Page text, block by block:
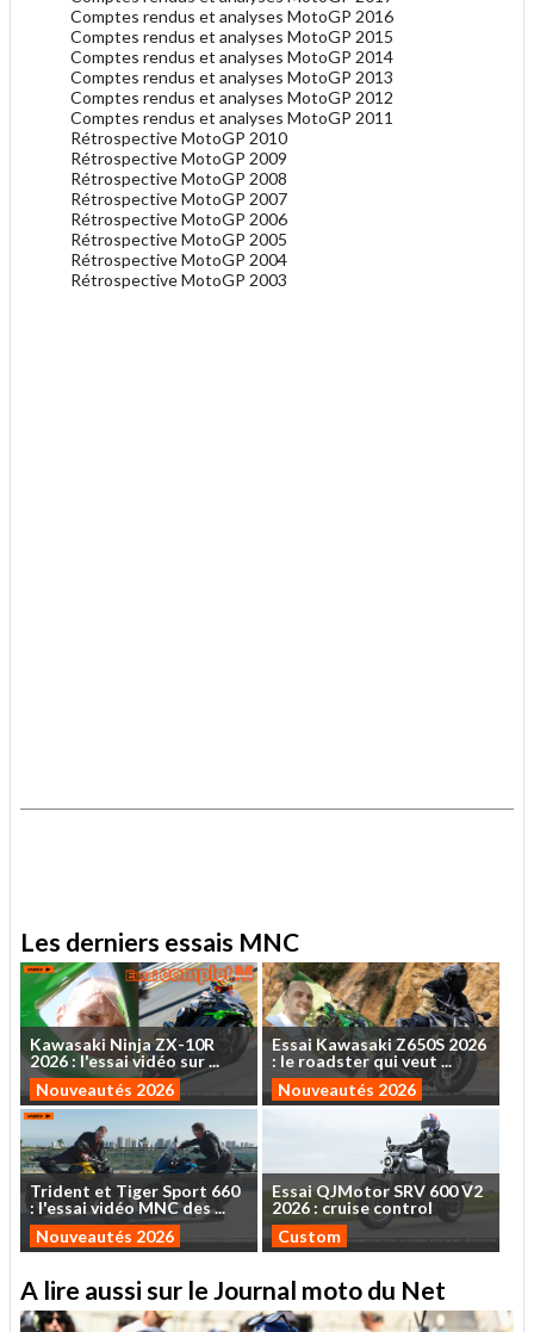
Comptes rendus et analyses MotoGP 2016
Comptes rendus et analyses MotoGP 2015
Comptes rendus et analyses MotoGP 2014
Comptes rendus et analyses MotoGP 2013
Comptes rendus et analyses MotoGP 2012
Comptes rendus et analyses MotoGP 2011
Rétrospective MotoGP 2010
Rétrospective MotoGP 2009
Rétrospective MotoGP 2008
Rétrospective MotoGP 2007
Rétrospective MotoGP 2006
Rétrospective MotoGP 2005
Rétrospective MotoGP 2004
Rétrospective MotoGP 2003
Les derniers essais MNC
Kawasaki NinjaZX-10R
2026: l'essaividéo sur...
Nouveautés 2026
Essai Kawasaki Z650S 2026
: le roadsterquiveut ...
Nouveautés 2026
Trident et TigerSport 660
: l'essaividéo MNCdes...
Nouveautés 2026
EssaiQJMotorSRV 600V2
2026 : cruise control
Custom
A lire aussi sur le Journal moto du Net